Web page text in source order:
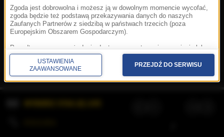
Korzystanie z portalu oznacza akceptację
Prywatność.Aplikacje.© 2026 Radio Muzyka
Fakty Grupa RMF sp. z o.o. sp. k.
Zgoda jest dobrowolna i możesz ją w dowolnym momencie wycofać,
zgoda będzie też podstawą przekazywania danych do naszych
Zaufanych Partnerów z siedzibą w państwach trzecich (poza
Europejskim Obszarem Gospodarczym).
Ponadto masz prawo żądania dostępu, sprostowania, usunięcia lub
ograniczenia przetwarzania danych, a także złożenia skargi do
Prezesa Urzędu Ochrony Danych Osobowych. W polityce prywatności
znajdziesz informacje jak wykonać swoje prawa. Szczegółowe
informacje na temat przetwarzania Twoich danych znajdują się w
USTAWIENIA
ZAAWANSOWANE
PRZEJDŹ DO SERWISU